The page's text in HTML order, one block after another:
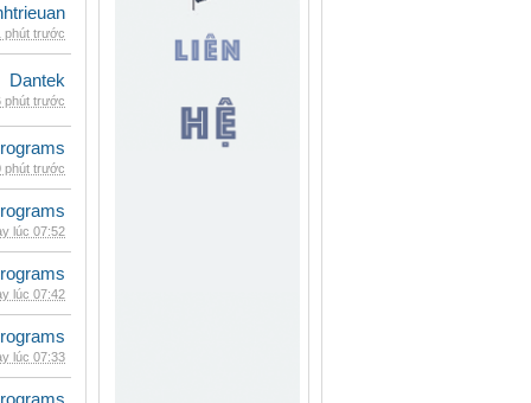
phút trước
Dantek
phút trước
phút trước
lúc 07:52
lúc 07:42
lúc 07:33